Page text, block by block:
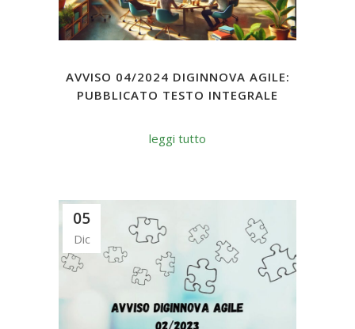
AVVISO 04/2024 DIGINNOVA AGILE:
PUBBLICATO TESTO INTEGRALE
leggi tutto
05
Dic